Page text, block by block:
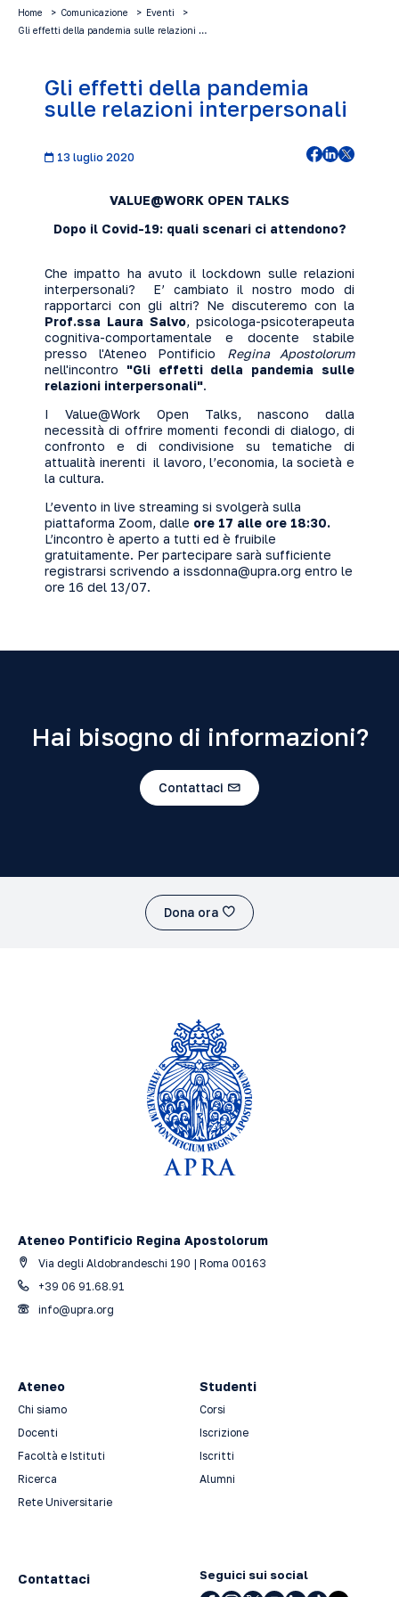
Home Comunicazione
Eventi
Gli effetti della pandemia sulle relazioni …
Gli effetti della pandemia
sulle relazioni interpersonali
13 luglio 2020
VALUE@WORK OPEN TALKS
Dopo il Covid-19: quali scenari ci attendono?
Che impatto ha avuto il lockdown sulle relazioni
interpersonali? E’ cambiato il nostro modo di
rapportarci con gli altri? Ne discuteremo con la
Prof.ssa Laura Salvo, psicologa-psicoterapeuta
cognitiva-comportamentale e docente stabile
presso l'Ateneo Pontificio Regina Apostolorum
nell'incontro "Gli effetti della pandemia sulle
relazioni interpersonali".
I Value@Work Open Talks, nascono dalla
necessità di offrire momenti fecondi di dialogo, di
confronto e di condivisione su tematiche di
attualità inerenti il lavoro, l’economia, la società e
la cultura.
L’evento in live streaming si svolgerà sulla
piattaforma Zoom, dalle ore 17 alle ore 18:30.
L’incontro è aperto a tutti ed è fruibile
gratuitamente. Per partecipare sarà sufficiente
registrarsi scrivendo a issdonna@upra.org entro le
ore 16 del 13/07.
Hai bisogno di informazioni?
Contattaci
Dona ora
Ateneo Pontificio Regina Apostolorum
Via degli Aldobrandeschi 190 | Roma 00163
+39 06 91.68.91
info@upra.org
Ateneo
Chi siamo
Docenti
Facoltà e Istituti
Ricerca
Rete Universitarie
Studenti
Corsi
Iscrizione
Iscritti
Alumni
Contattaci Seguici sui social